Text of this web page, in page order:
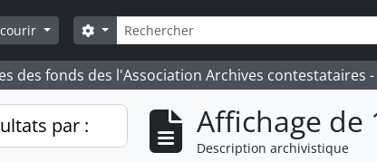
Rechercher
Search options
des fonds des l'Association Archives contestataires -
par : Affichage de
Description archivistique